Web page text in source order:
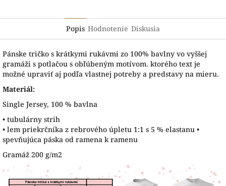
Popis Hodnotenie Diskusia
Pánske tričko s krátkymi rukávmi zo 100% bavlny vo vyššej
gramáži s potlačou s obľúbeným motívom. ktorého text je
možné upraviť aj podľa vlastnej potreby a predstavy na mieru.
Materiál:
Single Jersey, 100 % bavlna
• tubulárny strih
• lem priekrčníka z rebrového úpletu 1:1 s 5 % elastanu •
spevňujúca páska od ramena k ramenu
Gramáž 200 g/m2